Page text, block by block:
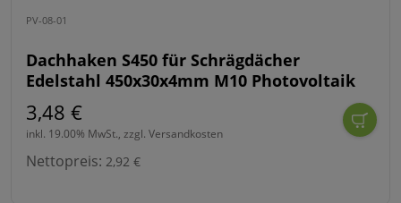
PV-08-01
Dachhaken S450 für Schrägdächer
Edelstahl 450x30x4mm M10 Photovoltaik
3,48 €
inkl. 19.00% MwSt., zzgl. Versandkosten
Nettopreis: 2,92 €